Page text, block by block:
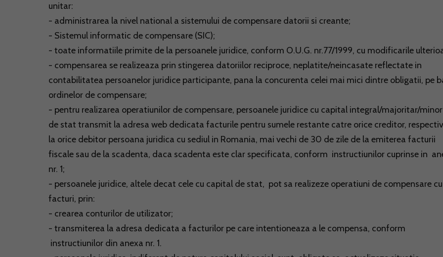
unitar:
- administrarea la nivel national a sistemului de compensare datorii si creante;
- Sistemul informatic de compensare (SIC);
- toate informatiile primite de la persoanele juridice, conform O.U.G. nr.77/1999, cu modificarile
- compensarea se realizeaza prin stingerea datoriilor reciproce, neplatite/neincasate reflectate in
contabilitatea persoanelor juridice participante, pana la concurenta celei mai mici dintre obligatii, pe
ordinelor de compensare;
- pentru realizarea operatiunilor de compensare, persoanele juridice cu capital integral/majoritar/
de stat transmit la adresa web dedicata facturile pentru sumele restante catre orice creditor,
la orice debitor persoana juridica cu sediul in Romania, mai vechi de 30 de zile de la emiterea facturii
fiscale sau de la scadenta, daca scadenta este clar specificata, conform instructiunilor cuprinse in
nr. 1;
- persoanele juridice, altele decat cele cu capital de stat, pot sa realizeze operatiuni de compensare cu
facturi, prin:
- crearea conturilor de utilizator;
- transmiterea la adresa dedicata a facturilor pe care intentioneaza a le compensa, conform
instructiunilor din anexa nr. 1.